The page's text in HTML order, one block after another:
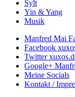
Sylt
Yin & Yang
Musik
Manfred Mai
Facebook
Twitter
Google+
Meine Socials
Kontakt /